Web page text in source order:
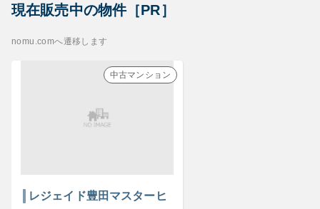
現在販売中の物件［PR］
nomu.comへ遷移します
中古マンション
レジェイド豊田マスターヒ